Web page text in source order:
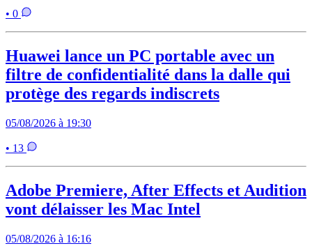
• 0
Huawei lance un PC portable avec un
filtre de confidentialité dans la dalle qui
protège des regards indiscrets
05/08/2026 à 19:30
• 13
Adobe Premiere, After Effects et Audition
vont délaisser les Mac Intel
05/08/2026 à 16:16